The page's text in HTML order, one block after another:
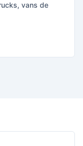
vans de